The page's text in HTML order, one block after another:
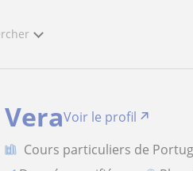
VeraVoir le profil
Cours particuliers de